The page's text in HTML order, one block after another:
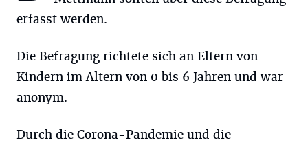
erfasst werden.
Die Befragung richtete sich an Eltern von
Kindern im Altern von 0 bis 6 Jahren und war
anonym.
Durch die Corona-Pandemie und die